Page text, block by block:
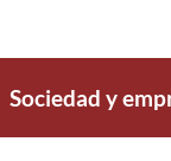
Sociedad y